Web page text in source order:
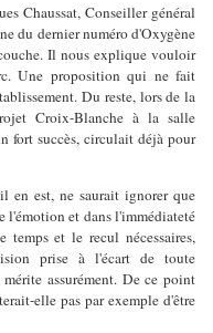
Chaussat, Conseiller général
du dernier numéro d'Oxygène
Il nous explique vouloir
Une proposition qui ne fait
Du reste, lors de la
Croix-Blanche à la salle
fort succès, circulait déjà pour
en est, ne saurait ignorer que
l'émotion et dans l'immédiateté
et le recul nécessaires,
prise à l'écart de toute
assurément. De ce point
elle pas par exemple d'être